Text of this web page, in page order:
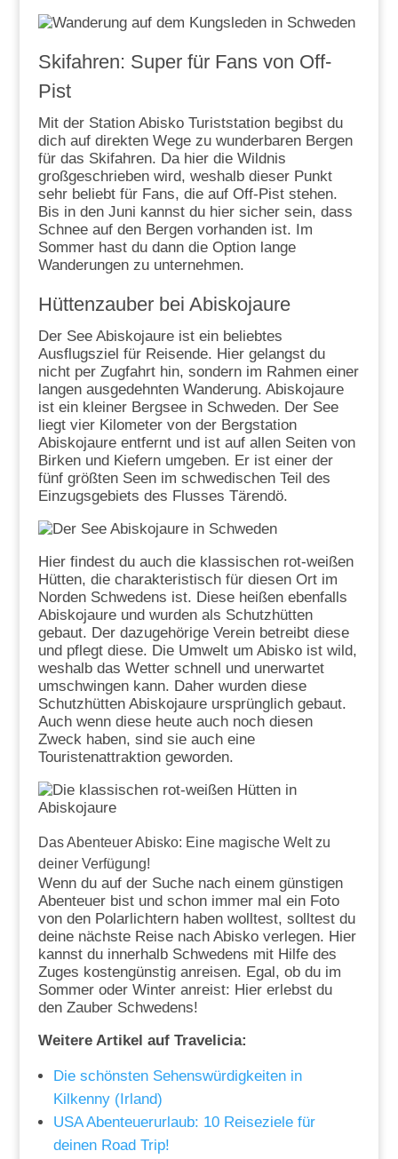
Skifahren: Super für Fans von Off-
Pist
Mit der Station Abisko Turiststation begibst du
dich auf direkten Wege zu wunderbaren Bergen
für das Skifahren. Da hier die Wildnis
großgeschrieben wird, weshalb dieser Punkt
sehr beliebt für Fans, die auf Off-Pist stehen.
Bis in den Juni kannst du hier sicher sein, dass
Schnee auf den Bergen vorhanden ist. Im
Sommer hast du dann die Option lange
Wanderungen zu unternehmen.
Hüttenzauber bei Abiskojaure
Der See Abiskojaure ist ein beliebtes
Ausflugsziel für Reisende. Hier gelangst du
nicht per Zugfahrt hin, sondern im Rahmen einer
langen ausgedehnten Wanderung. Abiskojaure
ist ein kleiner Bergsee in Schweden. Der See
liegt vier Kilometer von der Bergstation
Abiskojaure entfernt und ist auf allen Seiten von
Birken und Kiefern umgeben. Er ist einer der
fünf größten Seen im schwedischen Teil des
Einzugsgebiets des Flusses Tärendö.
Hier findest du auch die klassischen rot-weißen
Hütten, die charakteristisch für diesen Ort im
Norden Schwedens ist. Diese heißen ebenfalls
Abiskojaure und wurden als Schutzhütten
gebaut. Der dazugehörige Verein betreibt diese
und pflegt diese. Die Umwelt um Abisko ist wild,
weshalb das Wetter schnell und unerwartet
umschwingen kann. Daher wurden diese
Schutzhütten Abiskojaure ursprünglich gebaut.
Auch wenn diese heute auch noch diesen
Zweck haben, sind sie auch eine
Touristenattraktion geworden.
Das Abenteuer Abisko: Eine magische Welt zu
deiner Verfügung!
Wenn du auf der Suche nach einem günstigen
Abenteuer bist und schon immer mal ein Foto
von den Polarlichtern haben wolltest, solltest du
deine nächste Reise nach Abisko verlegen. Hier
kannst du innerhalb Schwedens mit Hilfe des
Zuges kostengünstig anreisen. Egal, ob du im
Sommer oder Winter anreist: Hier erlebst du
den Zauber Schwedens!
Weitere Artikel auf Travelicia:
Die schönsten Sehenswürdigkeiten in
Kilkenny (Irland)
USA Abenteuerurlaub: 10 Reiseziele für
deinen Road Trip!